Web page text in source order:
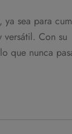
sea para
Con su
que nunca